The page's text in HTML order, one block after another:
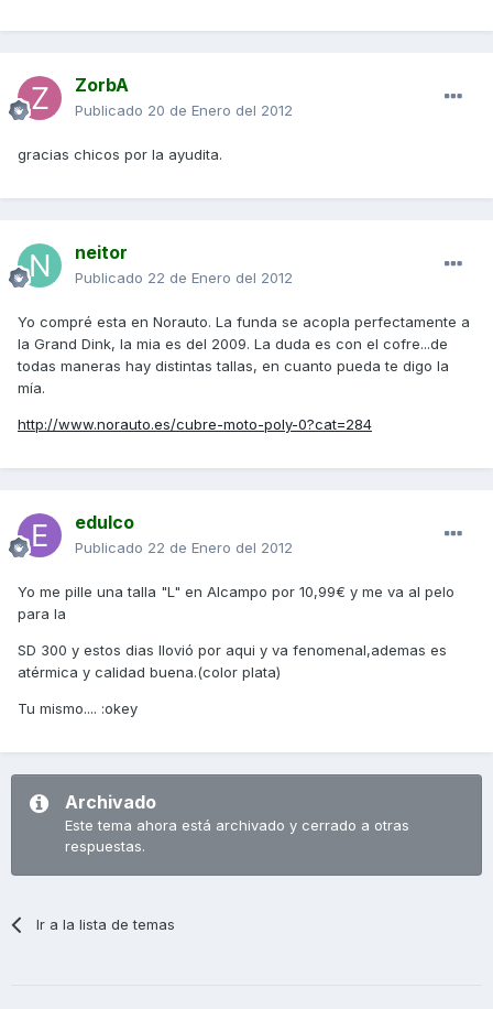
ZorbA
Publicado 20 de Enero del 2012
gracias chicos por la ayudita.
neitor
Publicado 22 de Enero del 2012
Yo compré esta en Norauto. La funda se acopla perfectamente a
la Grand Dink, la mia es del 2009. La duda es con el cofre...de
todas maneras hay distintas tallas, en cuanto pueda te digo la
mía.
http://www.norauto.es/cubre-moto-poly-0?cat=284
edulco
Publicado 22 de Enero del 2012
Yo me pille una talla "L" en Alcampo por 10,99€ y me va al pelo
para la
SD 300 y estos dias llovió por aqui y va fenomenal,ademas es
atérmica y calidad buena.(color plata)
Tu mismo.... :okey
Archivado
Este tema ahora está archivado y cerrado a otras
respuestas.
Ir a la lista de temas